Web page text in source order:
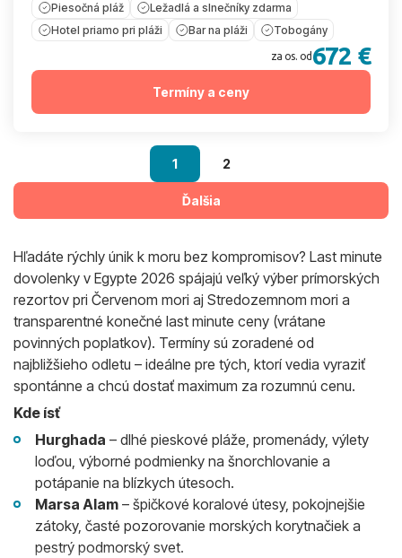
Piesočná pláž
Ležadlá a slnečníky zdarma
Hotel priamo pri pláži
Bar na pláži Tobogány
za os. od 672 €
Termíny a ceny
1 2
Ďalšia
Hľadáte rýchly únik k moru bez kompromisov? Last minute
dovolenky v Egypte 2026 spájajú veľký výber prímorských
rezortov pri Červenom mori aj Stredozemnom mori a
transparentné konečné last minute ceny (vrátane
povinných poplatkov). Termíny sú zoradené od
najbližšieho odletu – ideálne pre tých, ktorí vedia vyraziť
spontánne a chcú dostať maximum za rozumnú cenu.
Kde ísť
Hurghada – dlhé pieskové pláže, promenády, výlety
loďou, výborné podmienky na šnorchlovanie a
potápanie na blízkych útesoch.
Marsa Alam – špičkové koralové útesy, pokojnejšie
zátoky, časté pozorovanie morských korytnačiek a
pestrý podmorský svet.